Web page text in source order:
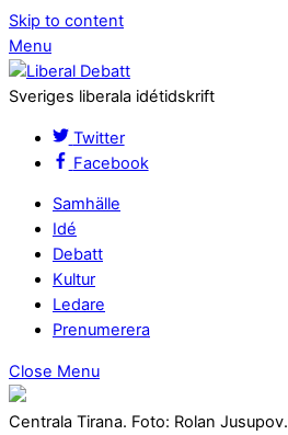
Skip to content
Menu
Sveriges liberala idétidskrift
Twitter
Facebook
Samhälle
Idé
Debatt
Kultur
Ledare
Prenumerera
Close Menu
Centrala Tirana. Foto: Rolan Jusupov.